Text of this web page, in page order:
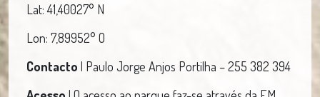
Lat: 41,40027° N
Lon: 7,89952° O
Contacto | Paulo Jorge Anjos Portilha – 255 382 394